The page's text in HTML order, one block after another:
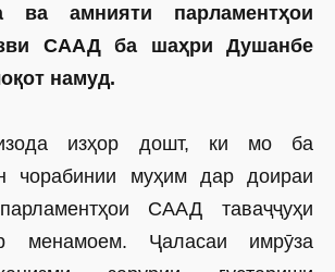
ва амнияти парламентҳои
СААД ба шаҳри Душанбе
намуд.
изҳор дошт, ки мо ба
чорабинии муҳим дар доираи
СААД таваҷҷуҳи
менамоем. Ҷаласаи имрӯза